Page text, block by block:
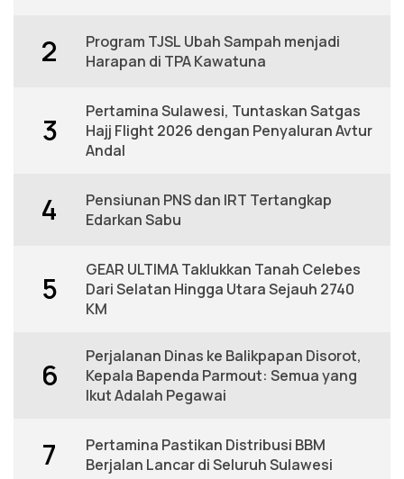
2
Program TJSL Ubah Sampah menjadi
Harapan di TPA Kawatuna
3
Pertamina Sulawesi, Tuntaskan Satgas
Hajj Flight 2026 dengan Penyaluran Avtur
Andal
4
Pensiunan PNS dan IRT Tertangkap
Edarkan Sabu
5
GEAR ULTIMA Taklukkan Tanah Celebes
Dari Selatan Hingga Utara Sejauh 2740
KM
6
Perjalanan Dinas ke Balikpapan Disorot,
Kepala Bapenda Parmout: Semua yang
Ikut Adalah Pegawai
7
Pertamina Pastikan Distribusi BBM
Berjalan Lancar di Seluruh Sulawesi